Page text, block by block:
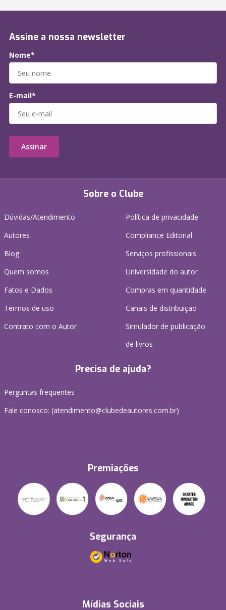
Sobre o Clube
Dúvidas/Atendimento
Autores
Blog
Quem somos
Fatos e Dados
Termos de uso
Contrato com o Autor
Política de privacidade
Compliance Editorial
Serviços profissionais
Universidade do autor
Compras em quantidade
Canais de distribuição
Simulador de publicação
de livros
Precisa de ajuda?
Perguntas frequentes
Fale conosco: (atendimento@clubedeautores.com.br)
Premiações
Segurança
Mídias Sociais
Assine a nossa newsletter
Nome*
E-mail*
Assinar